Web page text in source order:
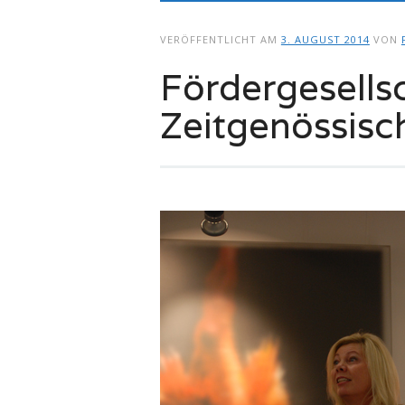
VERÖFFENTLICHT AM 3. AUGUST 2014 VON